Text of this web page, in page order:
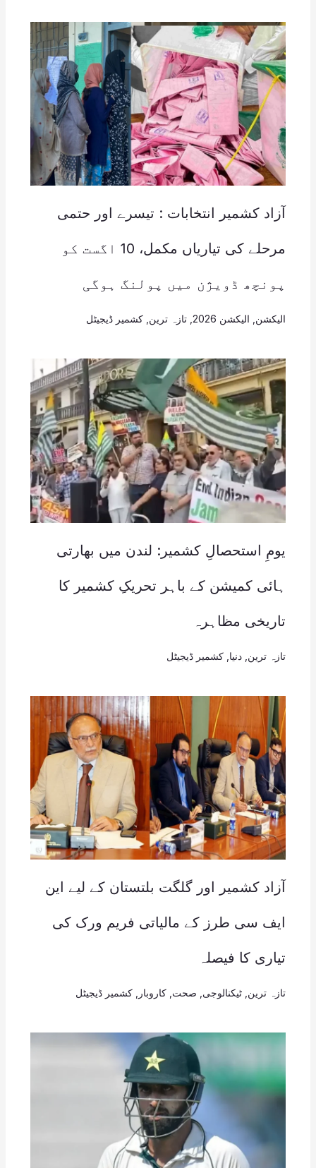
آزاد کشمیر انتخابات : تیسرے اور حتمی
مرحلے کی تیاریاں مکمل، 10 اگست کو
پونچھ ڈویژن میں پولنگ ہوگی
الیکشن, الیکشن 2026 , تازہ ترین, کشمیر ڈیجیٹل
یومِ استحصالِ کشمیر: لندن میں بھارتی
ہائی کمیشن کے باہر تحریکِ کشمیر کا
تاریخی مظاہرہ
تازہ ترین دنیا کشمیر ڈیجیٹل
آزاد کشمیر اور گلگت بلتستان کے لیے این
ایف سی طرز کے مالیاتی فریم ورک کی
تیاری کا فیصلہ
تازہ ترین ٹیکنالوجی صحت کاروبار کشمیر ڈیجیٹل